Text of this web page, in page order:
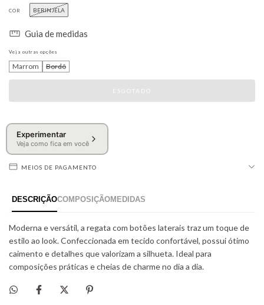
COR BERINJELA
Guia de medidas
Veja outras opções
Marrom Bordô
Experimentar
Veja como fica em você
MEIOS DE PAGAMENTO